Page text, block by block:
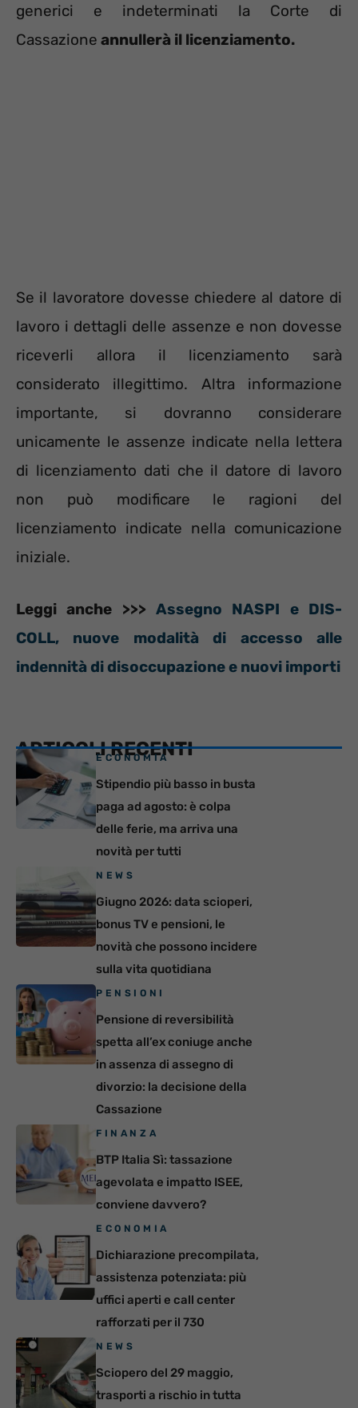
generici e indeterminati la Corte di
Cassazione annullerà il licenziamento.
Se il lavoratore dovesse chiedere al datore di
lavoro i dettagli delle assenze e non dovesse
riceverli allora il licenziamento sarà
considerato illegittimo. Altra informazione
importante, si dovranno considerare
unicamente le assenze indicate nella lettera
di licenziamento dati che il datore di lavoro
non può modificare le ragioni del
licenziamento indicate nella comunicazione
iniziale.
Leggi anche >>> Assegno NASPI e DIS-
COLL, nuove modalità di accesso alle
indennità di disoccupazione e nuovi importi
ARTICOLI RECENTI
ECONOMIA
Stipendio più basso in busta
paga ad agosto: è colpa
delle ferie, ma arriva una
novità per tutti
NEWS
Giugno 2026: data scioperi,
bonus TV e pensioni, le
novità che possono incidere
sulla vita quotidiana
PENSIONI
Pensione di reversibilità
spetta all’ex coniuge anche
in assenza di assegno di
divorzio: la decisione della
Cassazione
FINANZA
BTP Italia Sì: tassazione
agevolata e impatto ISEE,
conviene davvero?
ECONOMIA
Dichiarazione precompilata,
assistenza potenziata: più
uffici aperti e call center
rafforzati per il 730
NEWS
Sciopero del 29 maggio,
trasporti a rischio in tutta